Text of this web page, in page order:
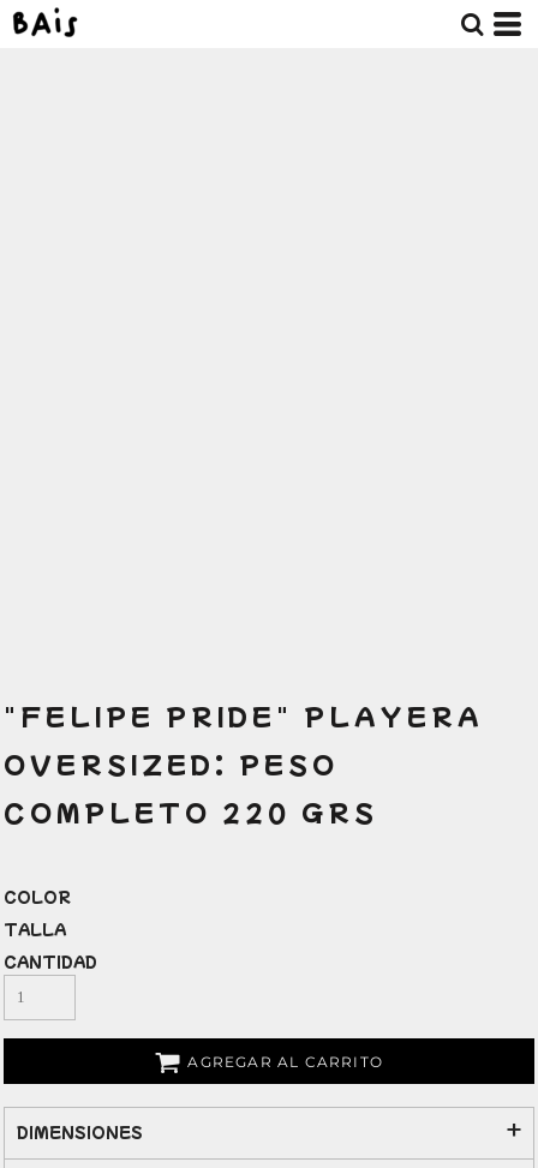
"FELIPE PRIDE" PLAYERA
OVERSIZED: PESO
COMPLETO 220 GRS
COLOR
TALLA
CANTIDAD
AGREGAR AL CARRITO
DIMENSIONES